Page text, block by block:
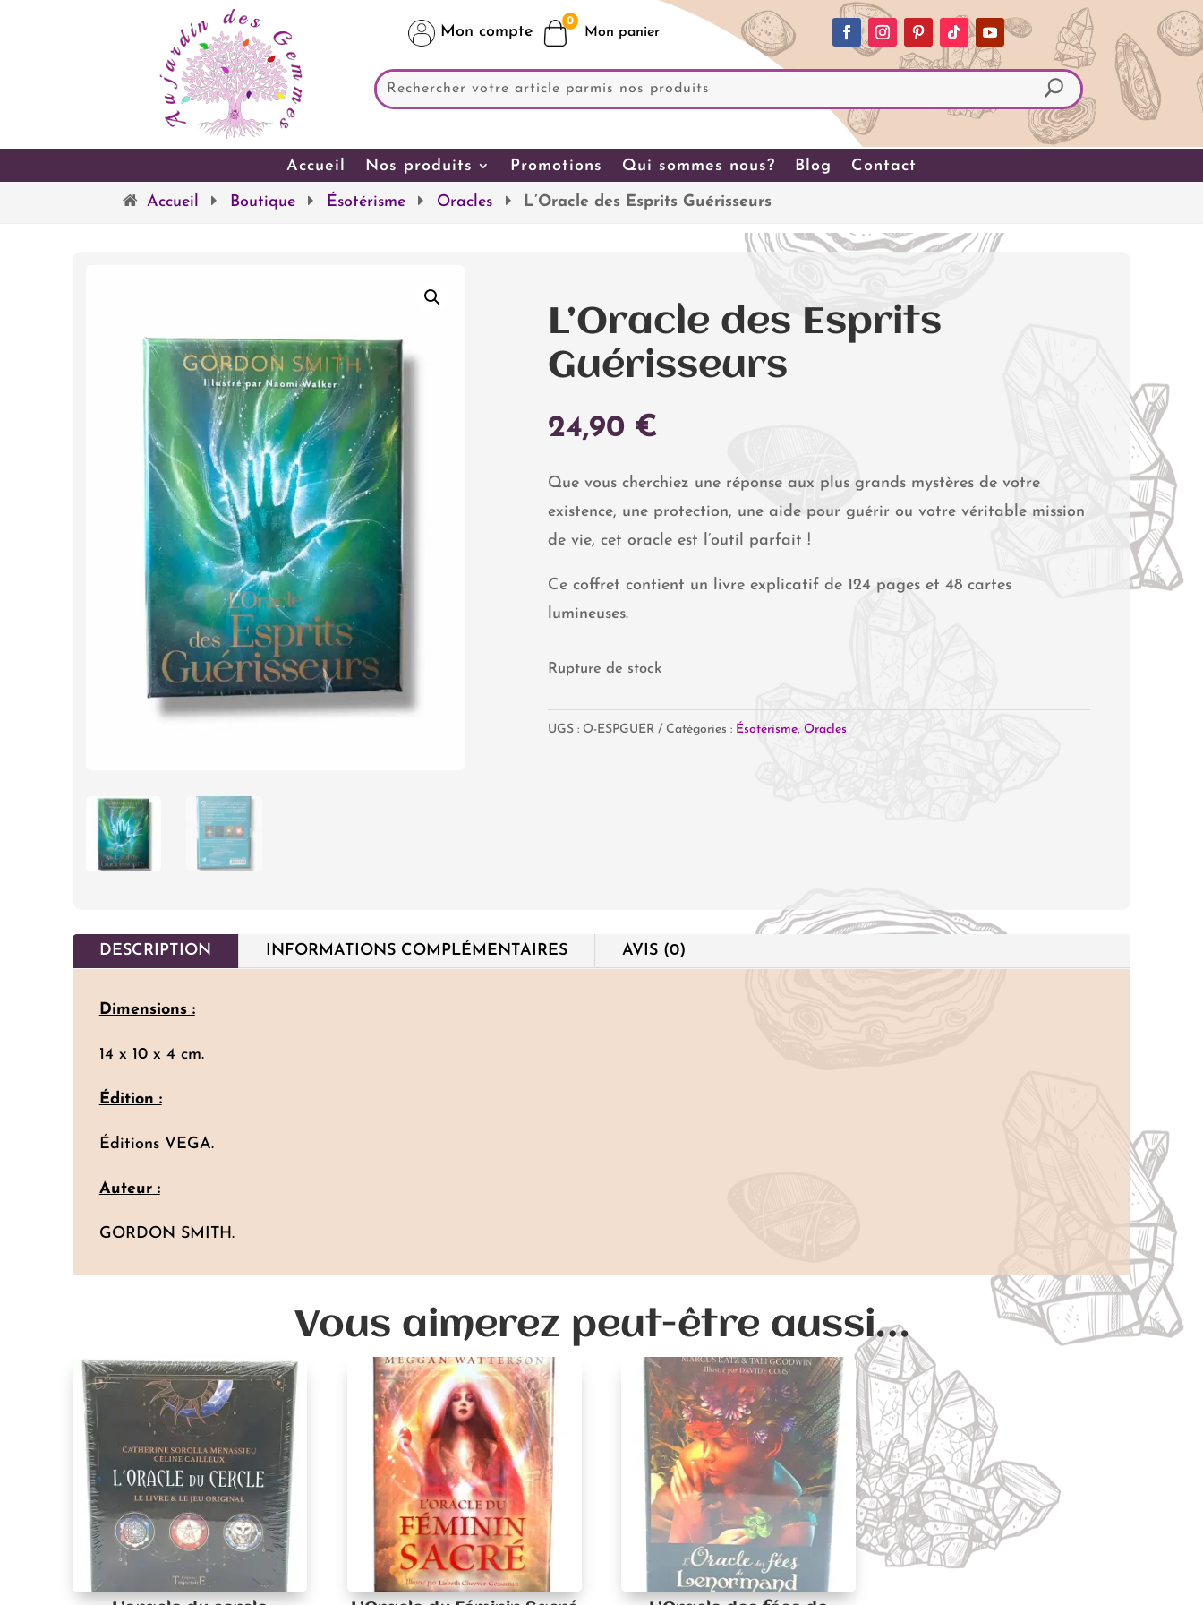
Mon compte
0
Accueil Nos produits Promotions Qui sommes nous? Blog Contact
Accueil Boutique Ésotérisme Oracles L’Oracle des Esprits Guérisseurs
L’Oracle des Esprits
Guérisseurs
24,90 €
Que vous cherchiez une réponse aux plus grands mystères de votre
existence, une protection, une aide pour guérir ou votre véritable mission
de vie, cet oracle est l’outil parfait !
Ce coffret contient un livre explicatif de 124 pages et 48 cartes
lumineuses.
Rupture de stock
UGS :O-ESPGUER Catégories : Ésotérisme,Oracles
DESCRIPTION INFORMATIONS COMPLÉMENTAIRES AVIS (0)
Dimensions :
14 x 10 x 4 cm.
Édition :
Éditions VEGA.
Auteur :
GORDON SMITH.
Vous aimerez peut-être aussi…